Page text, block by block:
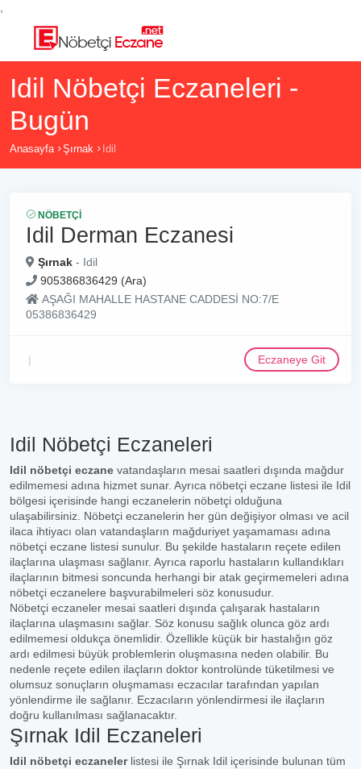
Idil Nöbetçi Eczaneleri -
Bugün
Anasayfa Şırnak Idil
NÖBETÇI
Idil Derman Eczanesi
Şırnak - Idil
905386836429 (Ara)
AŞAĞI MAHALLE HASTANE CADDESİ NO:7/E
05386836429
Eczaneye Git
Idil Nöbetçi Eczaneleri
Idil nöbetçi eczane vatandaşların mesai saatleri dışında mağdur
edilmemesi adına hizmet sunar. Ayrıca nöbetçi eczane listesi ile Idil
bölgesi içerisinde hangi eczanelerin nöbetçi olduğuna
ulaşabilirsiniz. Nöbetçi eczanelerin her gün değişiyor olması ve acil
ilaca ihtiyacı olan vatandaşların mağduriyet yaşamaması adına
nöbetçi eczane listesi sunulur. Bu şekilde hastaların reçete edilen
ilaçlarına ulaşması sağlanır. Ayrıca raporlu hastaların kullandıkları
ilaçlarının bitmesi soncunda herhangi bir atak geçirmemeleri adına
nöbetçi eczanelere başvurabilmeleri söz konusudur.
Nöbetçi eczaneler mesai saatleri dışında çalışarak hastaların
ilaçlarına ulaşmasını sağlar. Söz konusu sağlık olunca göz ardı
edilmemesi oldukça önemlidir. Özellikle küçük bir hastalığın göz
ardı edilmesi büyük problemlerin oluşmasına neden olabilir. Bu
nedenle reçete edilen ilaçların doktor kontrolünde tüketilmesi ve
olumsuz sonuçların oluşmaması eczacılar tarafından yapılan
yönlendirme ile sağlanır. Eczacıların yönlendirmesi ile ilaçların
doğru kullanılması sağlanacaktır.
Şırnak Idil Eczaneleri
Idil nöbetçi eczanelerlistesi ile Şırnak Idil içerisinde bulunan tüm